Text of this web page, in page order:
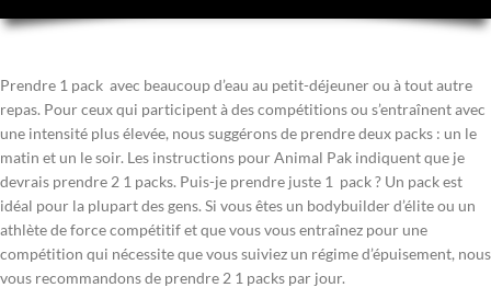
Prendre 1 pack avec beaucoup d’eau au petit-déjeuner ou à tout autre
repas. Pour ceux qui participent à des compétitions ou s’entraînent avec
une intensité plus élevée, nous suggérons de prendre deux packs : un le
matin et un le soir. Les instructions pour Animal Pak indiquent que je
devrais prendre 2 1 packs. Puis-je prendre juste 1 pack ? Un pack est
idéal pour la plupart des gens. Si vous êtes un bodybuilder d’élite ou un
athlète de force compétitif et que vous vous entraînez pour une
compétition qui nécessite que vous suiviez un régime d’épuisement, nous
vous recommandons de prendre 2 1 packs par jour.